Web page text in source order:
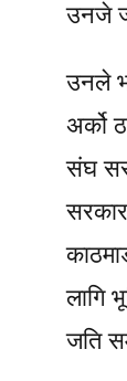
उनजे
उनले
अर्को
संघ
लागि
जति